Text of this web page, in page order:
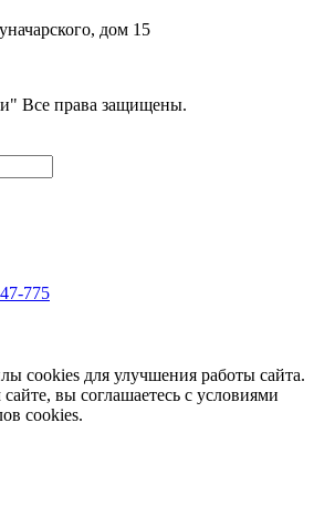
дом 15
Все права защищены.
775
cookies для улучшения работы сайта.
вы соглашаетесь с условиями
cookies.